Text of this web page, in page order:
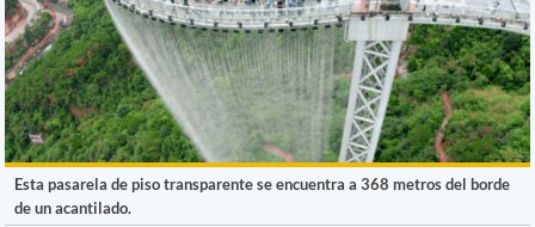
Esta pasarela de piso transparente se encuentra a 368 metros del borde
de un acantilado.